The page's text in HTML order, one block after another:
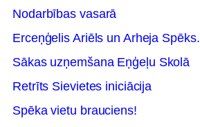
Nodarbības vasarā
Erceņģelis Ariēls un Arheja Spēks.
Sākas uzņemšana Eņģeļu Skolā
Retrīts Sievietes iniciācija
Spēka vietu brauciens!